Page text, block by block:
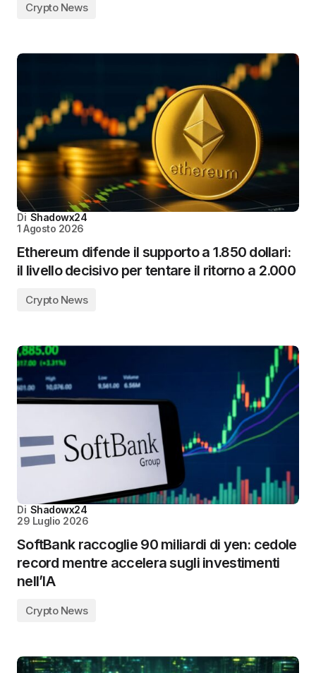
Crypto News
Di Shadowx24
1 Agosto 2026
Ethereum difende il supporto a 1.850 dollari:
il livello decisivo per tentare il ritorno a 2.000
Crypto News
Di Shadowx24
29 Luglio 2026
SoftBank raccoglie 90 miliardi di yen: cedole
record mentre accelera sugli investimenti
nell’IA
Crypto News